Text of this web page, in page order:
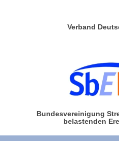
Verband
Bundesvereinigung
belastenden